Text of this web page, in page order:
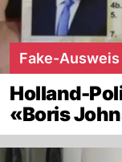
Fake-Ausweis
Holland-
«Boris